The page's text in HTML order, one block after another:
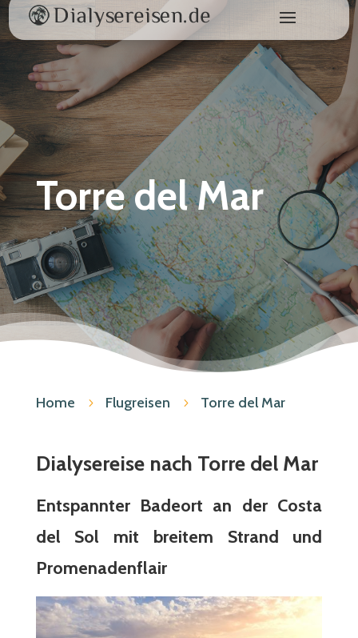
Torre del Mar
Home 5 Flugreisen 5 Torre del Mar
Dialysereise nach Torre del Mar
Entspannter Badeort an der Costa
del Sol mit breitem Strand und
Promenadenflair